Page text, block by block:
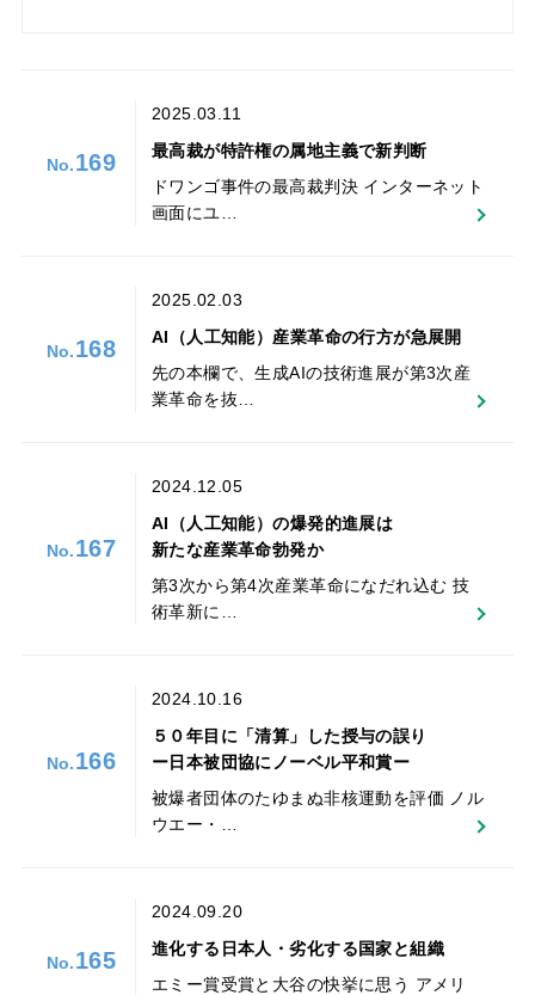
169
2025.03.11
最高裁が特許権の属地主義で新判断
ドワンゴ事件の最高裁判決 インターネット
画面にユ…
168
2025.02.03
AI（人工知能）産業革命の行方が急展開
先の本欄で、生成AIの技術進展が第3次産
業革命を抜…
167
2024.12.05
AI（人工知能）の爆発的進展は
新たな産業革命勃発か
第3次から第4次産業革命になだれ込む 技
術革新に…
166
2024.10.16
５０年目に「清算」した授与の誤り
ー日本被団協にノーベル平和賞ー
被爆者団体のたゆまぬ非核運動を評価 ノル
ウエー・…
165
2024.09.20
進化する日本人・劣化する国家と組織
エミー賞受賞と大谷の快挙に思う アメリ